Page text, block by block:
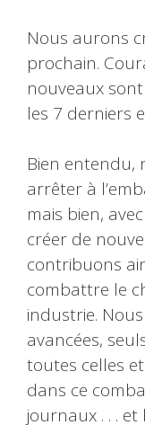
Nous aurons
prochain.
nouveaux
les 7 derniers
Bien entendu,
arrêter à
mais bien,
créer de
contribuons
combattre le
industrie.
avancées,
toutes celles
dans ce
journaux . . .